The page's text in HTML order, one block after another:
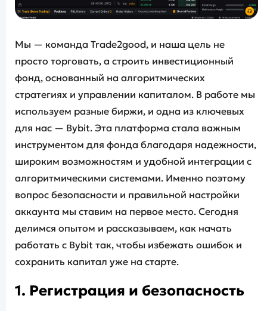
Мы — команда Trade2good, и наша цель не
просто торговать, а строить инвестиционный
фонд, основанный на алгоритмических
стратегиях и управлении капиталом. В работе мы
используем разные биржи, и одна из ключевых
для нас — Bybit. Эта платформа стала важным
инструментом для фонда благодаря надежности,
широким возможностям и удобной интеграции с
алгоритмическими системами. Именно поэтому
вопрос безопасности и правильной настройки
аккаунта мы ставим на первое место. Сегодня
делимся опытом и рассказываем, как начать
работать с Bybit так, чтобы избежать ошибок и
сохранить капитал уже на старте.
1. Регистрация и безопасность